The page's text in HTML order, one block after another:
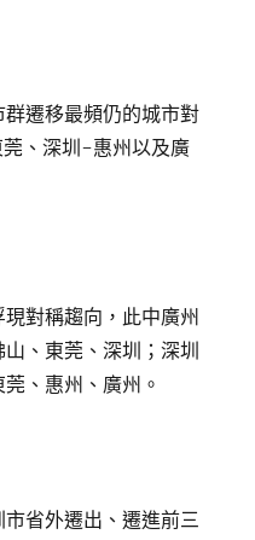
遷移最頻仍的城市對
、深圳-惠州以及廣
對稱趨向，此中廣州
、東莞、深圳；深圳
、惠州、廣州。
省外遷出、遷進前三